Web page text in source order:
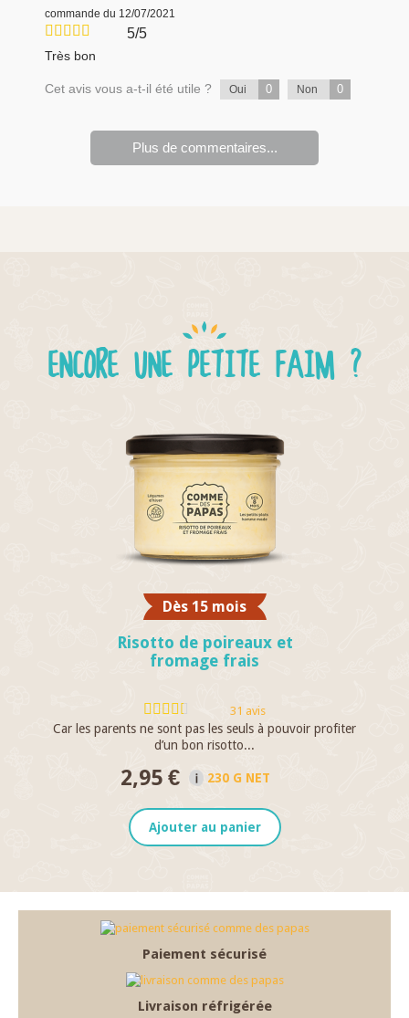
commande du 12/07/2021
5/5
Très bon
Cet avis vous a-t-il été utile ? Oui 0 Non 0
Plus de commentaires...
ENCORE UNE PETITE FAIM ?
Dès 15 mois
Risotto de poireaux et
fromage frais
31 avis
Car les parents ne sont pas les seuls à pouvoir profiter
d’un bon risotto...
2,95 € 230 G NET
Ajouter au panier
Paiement sécurisé
Livraison réfrigérée